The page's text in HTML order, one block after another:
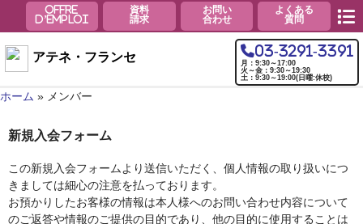
offre
d’emploi
資料
請求
お問い
合わせ
よくある
質問
アテネ・フランセ 03-3291-3391
月：9:30～17:00
火～金：9:30～19:30
土：9:30～19:00(日曜:休校)
アテネ・フランセの特徴
沿革
設備のご案内
ホーム » メンバー
新規入会フォーム
この新規入会フォームより送信いただく、個人情報の取り扱いにつ
きましては細心の注意を払っております。
お預かりしたお客様の情報は本人様へのお問い合わせ内容について
のご返答や情報のご提供の目的であり、他の目的に使用することは